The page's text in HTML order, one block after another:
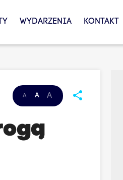
WYDARZENIA KONTAKT
A A A share